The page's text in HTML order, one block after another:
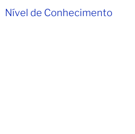
Nível de Conhecimento